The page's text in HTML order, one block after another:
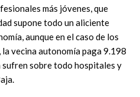
más jóvenes, que
supone todo un aliciente
aunque en el caso de los
vecina autonomía paga 9.198
sufren sobre todo hospitales y